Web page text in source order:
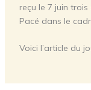
reçu le 7 juin
Pacé dans le
Voici l’article du